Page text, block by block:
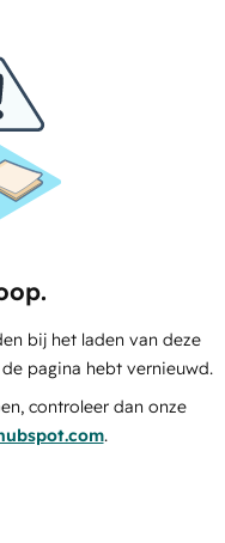
bij het laden van deze
pagina hebt vernieuwd.
controleer dan onze
.